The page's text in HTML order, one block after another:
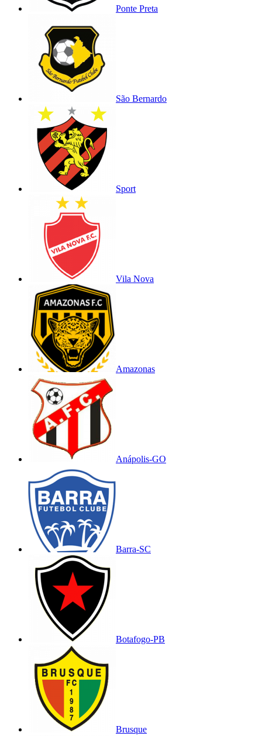
Ponte Preta
São Bernardo
Sport
Vila Nova
Amazonas
Anápolis-GO
Barra-SC
Botafogo-PB
Brusque